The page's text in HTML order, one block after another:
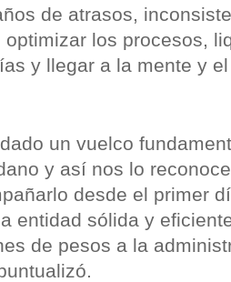
de atrasos,
optimizar los procesos,
y llegar a la mente y
un vuelco
y así nos lo
desde el primer
entidad sólida y
de pesos a la